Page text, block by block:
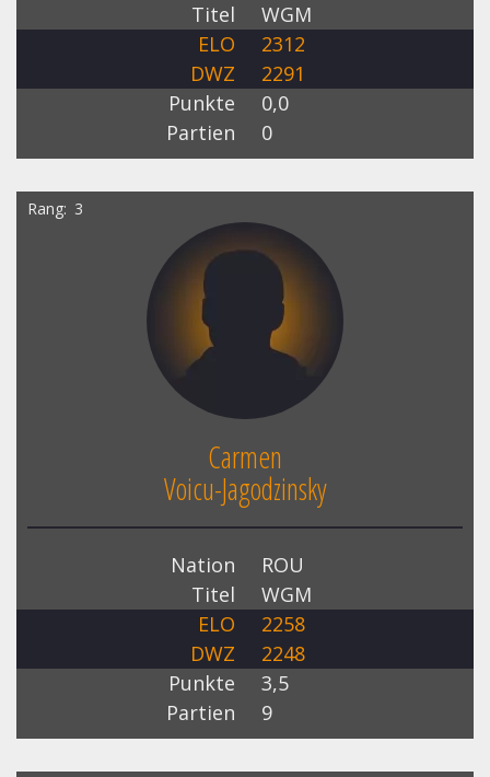
Titel
WGM
ELO
2312
DWZ
2291
Punkte
0,0
Partien
0
Rang 3
Carmen
Voicu-Jagodzinsky
Nation
ROU
Titel
WGM
ELO
2258
DWZ
2248
Punkte
3,5
Partien
9